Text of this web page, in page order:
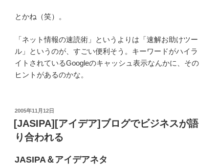
とかね（笑）。
「ネット情報の速読術」というよりは「速解お助けツー
ル」というのが、すごい便利そう。キーワードがハイラ
イトされているGoogleのキャッシュ表示なんかに、その
ヒントがあるのかな。
投
稿
日:
2005年11月12日
[JASIPA][アイデア]ブログでビジネスが語
り合われる
JASIPA＆アイデアネタ